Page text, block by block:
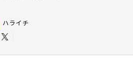
ハライチ